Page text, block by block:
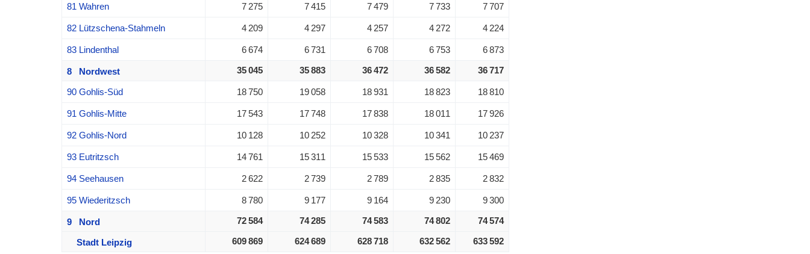
81 Wahren 7 275 7 415 7 479 7 733 7 707
82 Lützschena-Stahmeln 4 209 4 297 4 257 4 272 4 224
83 Lindenthal 6 674 6 731 6 708 6 753 6 873
8 Nordwest 35 045 35 883 36 472 36 582 36 717
90 Gohlis-Süd 18 750 19 058 18 931 18 823 18 810
91 Gohlis-Mitte 17 543 17 748 17 838 18 011 17 926
92 Gohlis-Nord 10 128 10 252 10 328 10 341 10 237
93 Eutritzsch 14 761 15 311 15 533 15 562 15 469
94 Seehausen 2 622 2 739 2 789 2 835 2 832
95 Wiederitzsch 8 780 9 177 9 164 9 230 9 300
9 Nord 72 584 74 285 74 583 74 802 74 574
Stadt Leipzig 609 869 624 689 628 718 632 562 633 592